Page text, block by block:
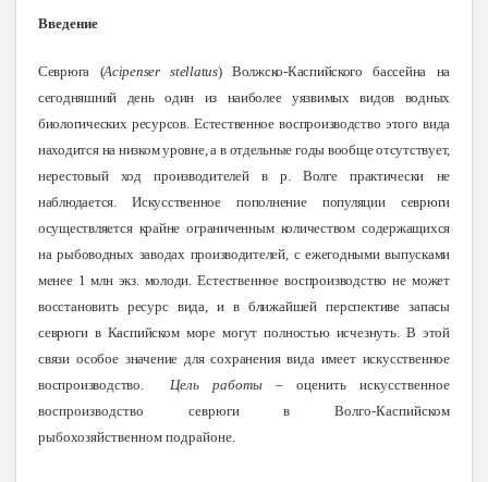
Введение
Севрюга (Acipenser stellatus) Волжско-Каспийского бассейна на
сегодняшний день один из наиболее уязвимых видов водных
биологических ресурсов. Естественное воспроизводство этого вида
находится на низком уровне, а в отдельные годы вообще отсутствует,
нерестовый ход производителей в р. Волге практически не
наблюдается. Искусственное пополнение популяции севрюги
осуществляется крайне ограниченным количеством содержащихся
на рыбоводных заводах производителей, с ежегодными выпусками
менее 1 млн экз. молоди.Естественное воспроизводство не может
восстановить ресурс вида, и в ближайшей перспективе запасы
севрюги в Каспийском море могут полностью исчезнуть. В этой
связи особое значение для сохранения вида имеет искусственное
воспроизводство.Цель работы – оценить искусственное
воспроизводство севрюги в Волго-Каспийском
рыбохозяйственном подрайоне.